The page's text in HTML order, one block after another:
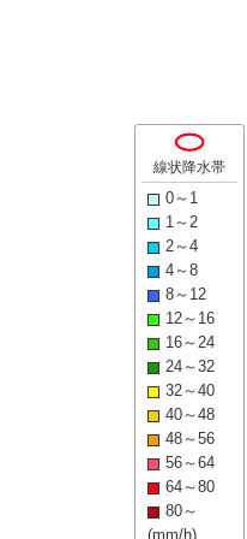
線状降水帯
0～1
1～2
2～4
4～8
8～12
12～16
16～24
24～32
32～40
40～48
48～56
56～64
64～80
80～
(mm/h)